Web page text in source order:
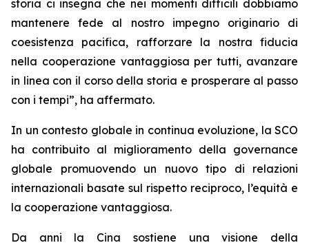
storia ci insegna che nei momenti difficili dobbiamo
mantenere fede al nostro impegno originario di
coesistenza pacifica, rafforzare la nostra fiducia
nella cooperazione vantaggiosa per tutti, avanzare
in linea con il corso della storia e prosperare al passo
con i tempi”, ha affermato.
In un contesto globale in continua evoluzione, la SCO
ha contribuito al miglioramento della governance
globale promuovendo un nuovo tipo di relazioni
internazionali basate sul rispetto reciproco, l’equità e
la cooperazione vantaggiosa.
Da anni la Cina sostiene una visione della